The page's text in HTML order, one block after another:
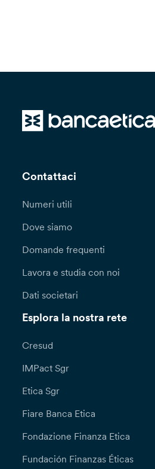
Contattaci
Numeri utili
Dove siamo
Domande frequenti
Lavora e studia con noi
Dati societari
Esplora la nostra rete
Cresud
IMPact Sgr
Etica Sgr
Fiare Banca Etica
Fondazione Finanza Etica
Fundación Finanzas Éticas